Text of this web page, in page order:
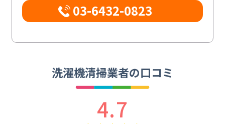
03-6432-0823
洗濯機清掃業者の口コミ
4.7